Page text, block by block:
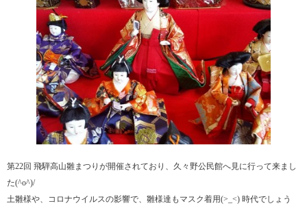
第22回 飛騨高山雛まつりが開催されており、久々野公民館へ見に行って来まし
た(^o^)/
土雛様や、コロナウイルスの影響で、雛様達もマスク着用(>_<) 時代でしょう